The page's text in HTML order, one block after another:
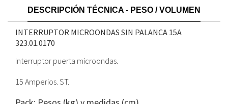
DESCRIPCIÓN TÉCNICA - PESO / VOLUMEN
INTERRUPTOR MICROONDAS SIN PALANCA 15A
323.01.0170
Interruptor puerta microondas.
15 Amperios. ST.